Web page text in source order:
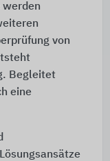
werden
von
Begleitet
eine